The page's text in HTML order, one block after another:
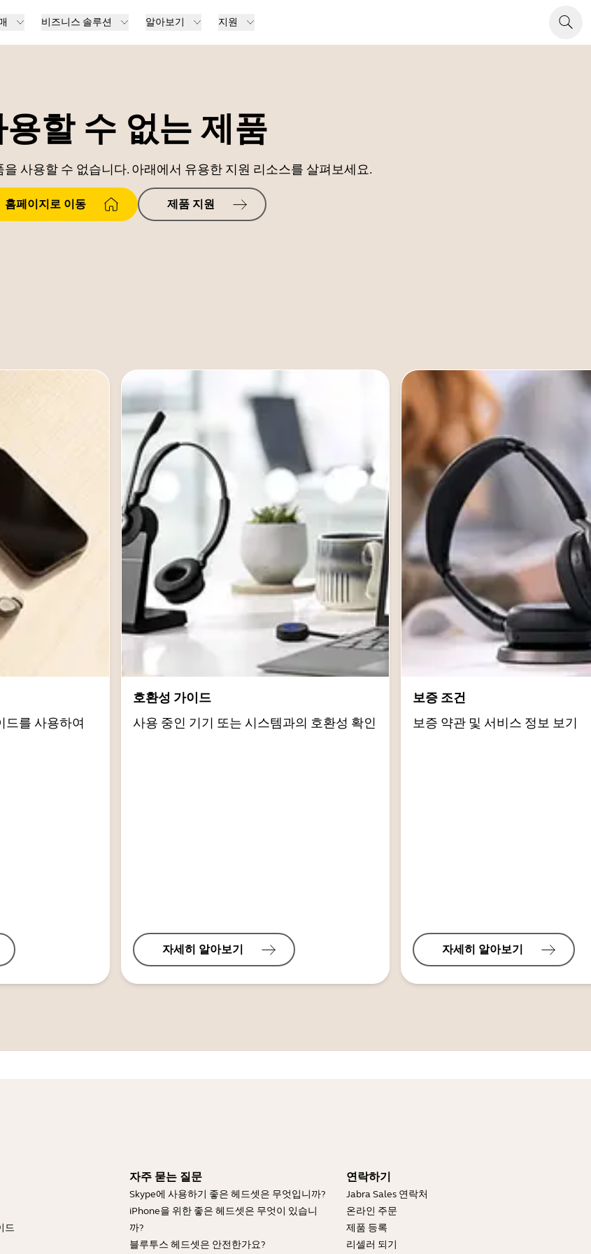
비즈니스 솔루션 알아보기 지원
할 수 없는 제품
사용할 수 없습니다. 아래에서 유용한 지원 리소스를 살펴보세요.
홈페이지로 이동 제품 지원
드를 사용하여
호환성 가이드
사용 중인 기기 또는 시스템과의 호환성 확인
자세히 알아보기
보증 조건
보증 약관 및 서비스 정보 보기
자세히 알아보기
드
자주 묻는 질문
Skype에 사용하기 좋은 헤드셋은 무엇입니까?
iPhone을 위한 좋은 헤드셋은 무엇이 있습니
까?
블루투스 헤드셋은 안전한가요?
연락하기
Jabra Sales 연락처
온라인 주문
제품 등록
리셀러 되기